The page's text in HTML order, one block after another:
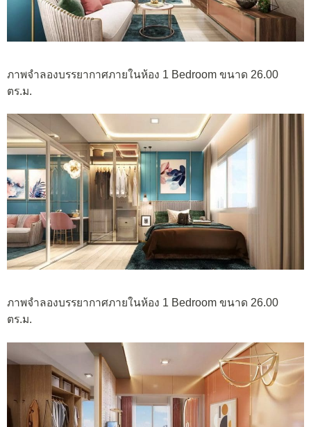
ภาพจำลองบรรยากาศภายในห้อง 1 Bedroom ขนาด 26.00
ตร.ม.
ภาพจำลองบรรยากาศภายในห้อง 1 Bedroom ขนาด 26.00
ตร.ม.